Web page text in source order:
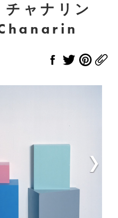
ャナリン